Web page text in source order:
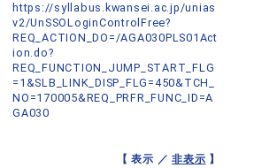
https://syllabus.kwansei.ac.jp/unias
v2/UnSSOLoginControlFree?
REQ_ACTION_DO=/AGA030PLS01Act
ion.do?
REQ_FUNCTION_JUMP_START_FLG
=1&SLB_LINK_DISP_FLG=450&TCH_
NO=170005&REQ_PRFR_FUNC_ID=A
GA030
【 表示 ／非表示 】